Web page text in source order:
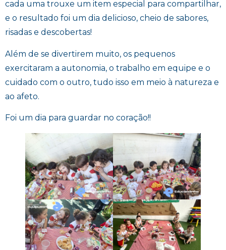
cada uma trouxe um item especial para compartilhar,
e o resultado foi um dia delicioso, cheio de sabores,
risadas e descobertas!
Além de se divertirem muito, os pequenos
exercitaram a autonomia, o trabalho em equipe e o
cuidado com o outro, tudo isso em meio à natureza e
ao afeto.
Foi um dia para guardar no coração!!